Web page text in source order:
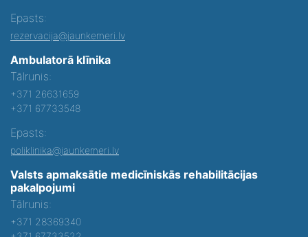
Epasts:
rezervacija@jaunkemeri.lv
Ambulatorā klīnika
Tālrunis:
+371 26631659
+371 67733548
Epasts:
poliklinika@jaunkemeri.lv
Valsts apmaksātie medicīniskās rehabilitācijas
pakalpojumi
Tālrunis:
+371 28369340